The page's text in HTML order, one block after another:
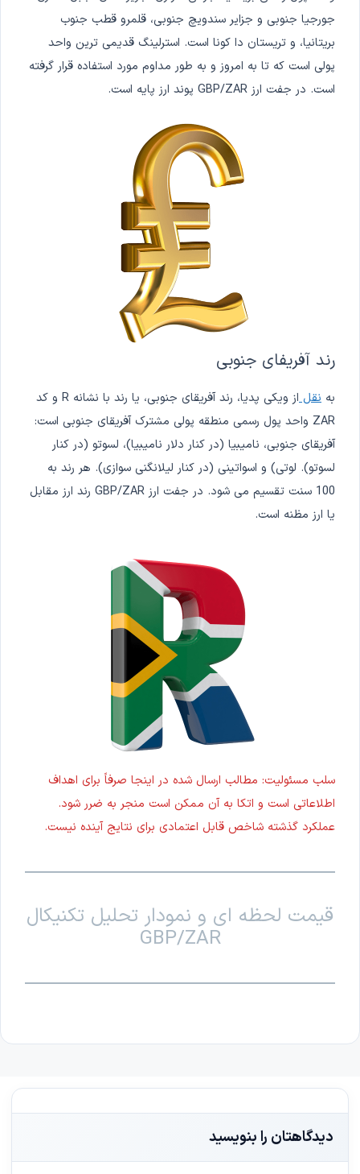
جورجیا جنوبی و جزایر سندویچ جنوبی، قلمرو قطب جنوب
بریتانیا، و تریستان دا کونا است. استرلینگ قدیمی ترین واحد
پولی است که تا به امروز و به طور مداوم مورد استفاده قرار گرفته
است. در جفت ارز GBP/ZAR پوند ارز پایه است.
رند آفریفای جنوبی
به نقل
از ویکی پدیا، رند آفریقای جنوبی، یا رند با نشانه R و کد
ZAR واحد پول رسمی منطقه پولی مشترک آفریقای جنوبی است:
آفریقای جنوبی، نامیبیا (در کنار دلار نامیبیا)، لسوتو (در کنار
لسوتو). لوتی) و اسواتینی (در کنار لیلانگنی سوازی). هر رند به
100 سنت تقسیم می شود. در جفت ارز GBP/ZAR رند ارز مقابل
یا ارز مظنه است.
سلب مسئولیت: مطالب ارسال شده در اینجا صرفاً برای اهداف
اطلاعاتی است و اتکا به آن ممکن است منجر به ضرر شود.
عملکرد گذشته شاخص قابل اعتمادی برای نتایج آینده نیست.
قیمت لحظه ای و نمودار تحلیل تکنیکال
GBP/ZAR
دیدگاهتان را بنویسید